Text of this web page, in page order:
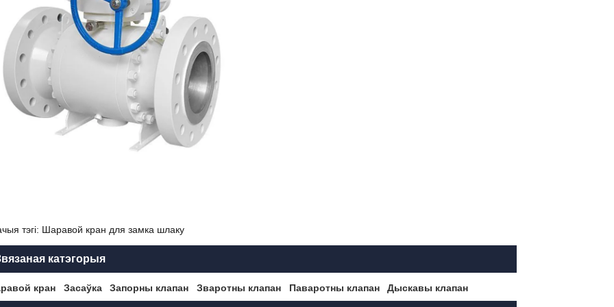
тэгі: Шаравой кран для замка шлаку
катэгорыя
кран Засаўка Запорны клапан Зваротны клапан Паваротны клапан Дыскавы клапан